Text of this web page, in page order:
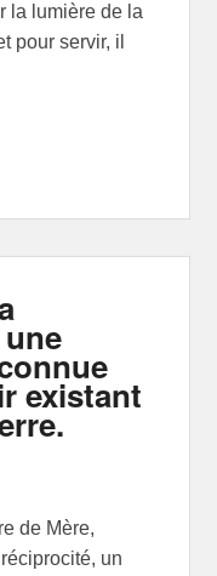
la lumière de la
pour servir, il
existant
de Mère,
un